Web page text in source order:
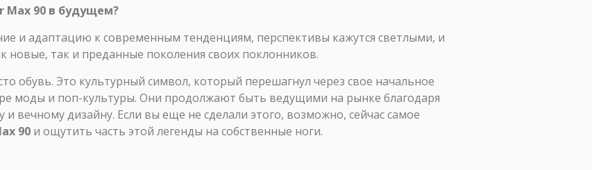
Max 90 в будущем?
и адаптацию к современным тенденциям, перспективы кажутся светлыми, и
новые, так и преданные поколения своих поклонников.
обувь. Это культурный символ, который перешагнул через свое начальное
моды и поп-культуры. Они продолжают быть ведущими на рынке благодаря
и вечному дизайну. Если вы еще не сделали этого, возможно, сейчас самое
90 и ощутить часть этой легенды на собственные ноги.